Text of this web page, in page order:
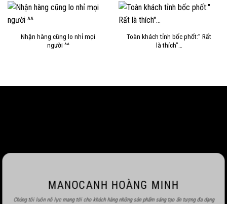
Nhận hàng cũng lo nhỉ mọi
người ^^
Toàn khách tỉnh bốc phốt:” Rất
là thích”…
MANOCANH HOÀNG MINH
Chúng tôi luôn nỗ lực mang tới cho khách hàng những sản phẩm sáng tạo ấn tượng đa dạng